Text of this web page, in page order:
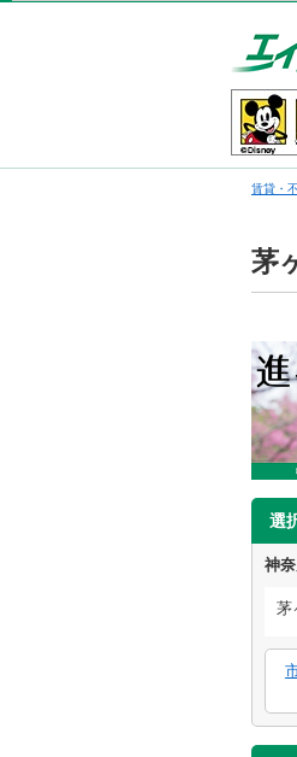
賃貸・
茅
選
神
茅